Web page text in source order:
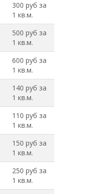
300 руб за
1 кв.м.
500 руб за
1 кв.м.
600 руб за
1 кв.м.
140 руб за
1 кв.м.
110 руб за
1 кв.м.
150 руб за
1 кв.м.
250 руб за
1 кв.м.